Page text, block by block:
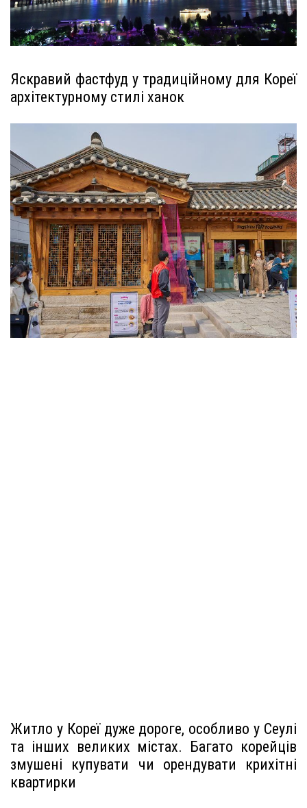
Яскравий фастфуд у традиційному для Кореї
архітектурному стилі ханок
Житло у Кореї дуже дороге, особливо у Сеулі
та інших великих містах. Багато корейців
змушені купувати чи орендувати крихітні
квартирки